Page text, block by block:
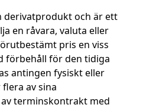
derivatprodukt och är ett
en råvara, valuta eller
pris en viss
förbehåll för den tidiga
antingen fysiskt eller
av sina
terminskontrakt med